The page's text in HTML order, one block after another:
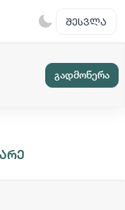
ᲨᲔᲡᲕᲚᲐ
გადმოწერა